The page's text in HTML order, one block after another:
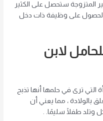
المتزوجة ستحصل على الكثير
الحصول على وظيفة ذات دخل
لابن
التي ترى في حلمها أنها تذبح
بالولادة ، مما يعني أن
وتلد طفلًا سليمًا. .